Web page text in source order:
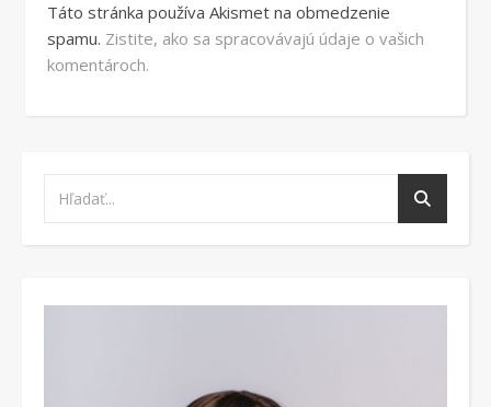
Táto stránka používa Akismet na obmedzenie
spamu. Zistite, ako sa spracovávajú údaje o vašich
komentároch.